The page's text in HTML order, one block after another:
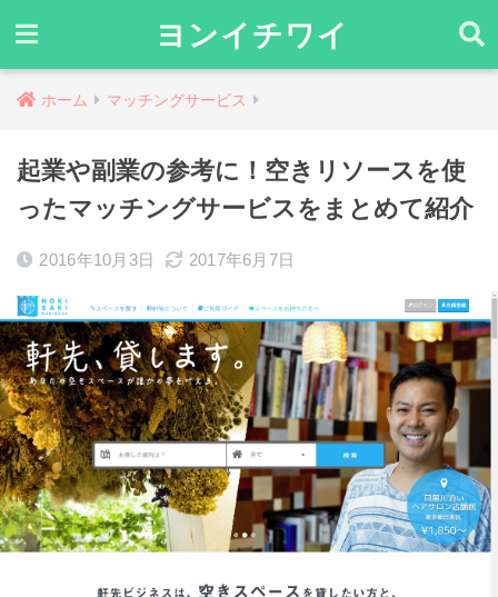
ヨンイチワイ
ホーム マッチングサービス
起業や副業の参考に！空きリソースを使
ったマッチングサービスをまとめて紹介
2016年10月3日 2017年6月7日